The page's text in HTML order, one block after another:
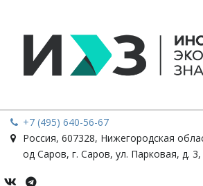
+7 (495) 640-56-67
Россия, 607328, Нижегородская
од Саров, г. Саров, ул. Парковая, д.